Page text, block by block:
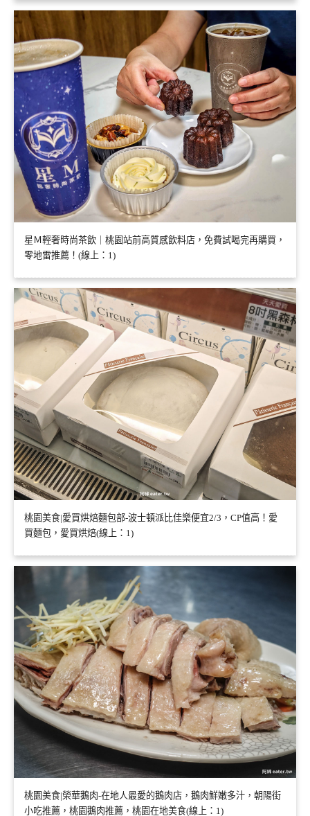
星Ｍ輕奢時尚茶飲｜桃園站前高質感飲料店，免費試喝完再購買，
零地雷推薦！(線上：1)
桃園美食|愛買烘焙麵包部-波士頓派比佳樂便宜2/3，CP值高！愛
買麵包，愛買烘焙(線上：1)
桃園美食|榮華鵝肉-在地人最愛的鵝肉店，鵝肉鮮嫩多汁，朝陽街
小吃推薦，桃園鵝肉推薦，桃園在地美食(線上：1)